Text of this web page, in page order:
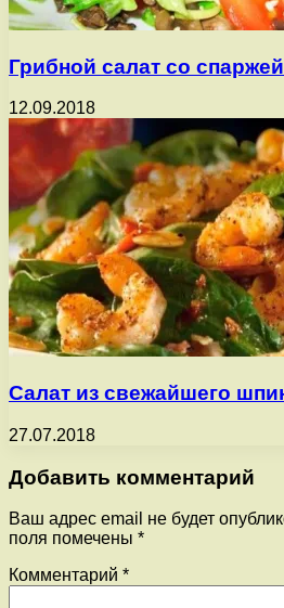
Грибной салат со
12.09.2018
Салат из свежайшего
27.07.2018
Добавить комментарий
Ваш адрес email не будет
поля помечены *
Комментарий *